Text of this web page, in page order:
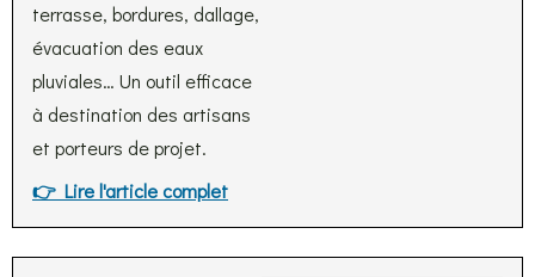
terrasse, bordures, dallage,
évacuation des eaux
pluviales… Un outil efficace
à destination des artisans
et porteurs de projet.
👉 Lire l'article complet